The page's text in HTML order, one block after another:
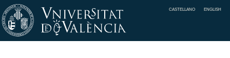
CASTELLANO ENGLISH